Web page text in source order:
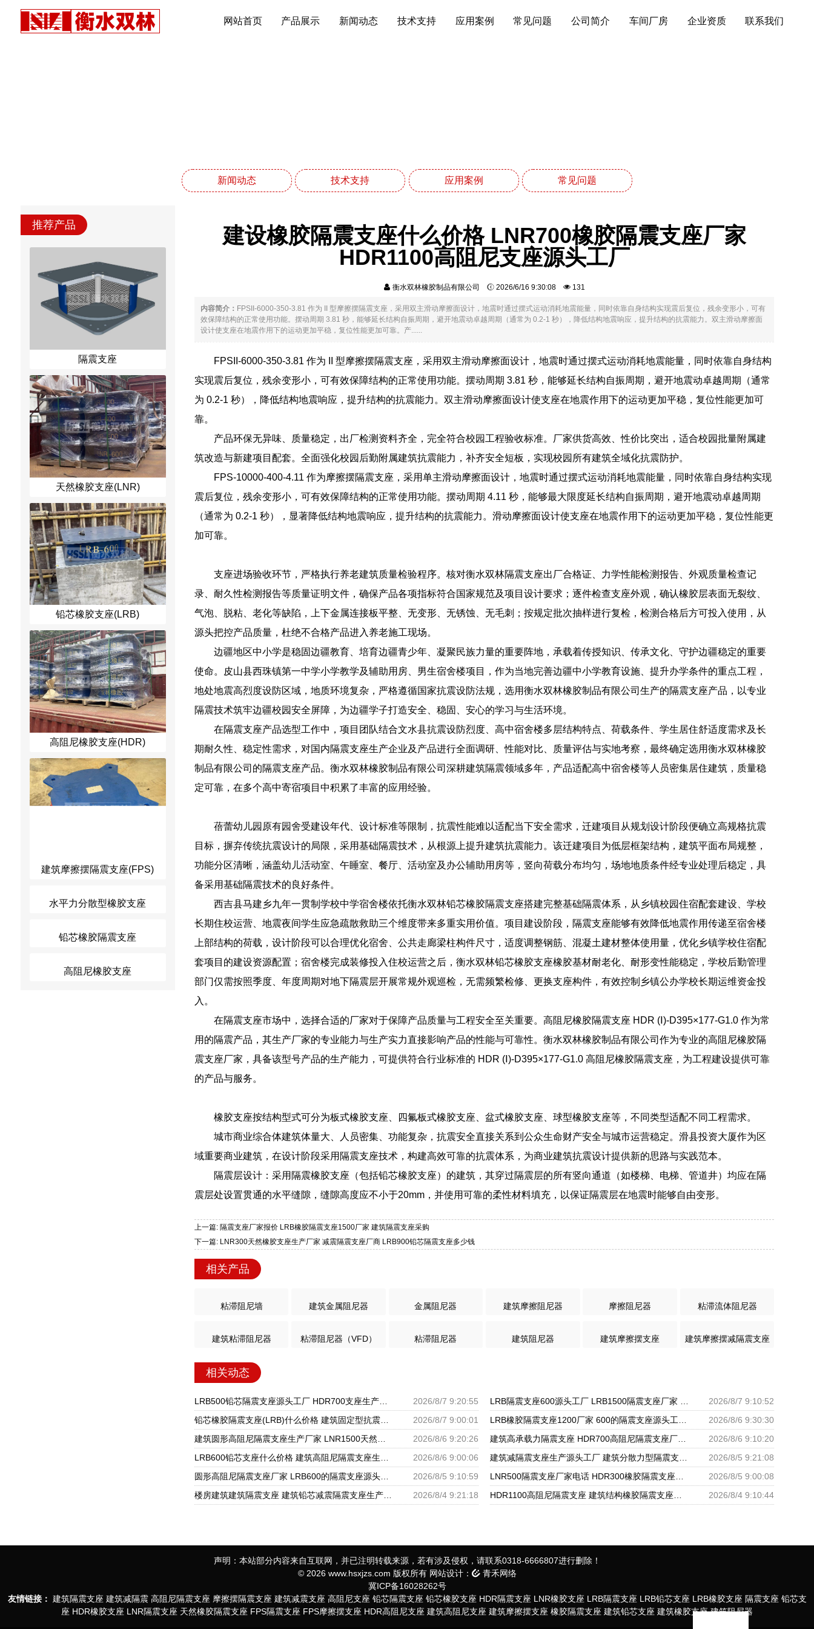
网站首页 产品展示 新闻动态 技术支持 应用案例 常见问题 公司简介 车间厂房 企业资质 联系我们
新闻动态 技术支持 应用案例 常见问题
推荐产品
隔震支座
天然橡胶支座(LNR)
铅芯橡胶支座(LRB)
高阻尼橡胶支座(HDR)
建筑摩擦摆隔震支座(FPS)
水平力分散型橡胶支座
铅芯橡胶隔震支座
高阻尼橡胶支座
建设橡胶隔震支座什么价格 LNR700橡胶隔震支座厂家
HDR1100高阻尼支座源头工厂
衡水双林橡胶制品有限公司 2026/6/16 9:30:08 131
内容简介： FPSII-6000-350-3.81 作为 II 型摩擦摆隔震支座，采用双主滑动摩擦面设计，地震时通过摆式运动消耗地震能量，同时依靠自身结构实现震后复位，残余变形小，可有
效保障结构的正常使用功能。摆动周期 3.81 秒，能够延长结构自振周期，避开地震动卓越周期（通常为 0.2-1 秒），降低结构地震响应，提升结构的抗震能力。双主滑动摩擦面
设计使支座在地震作用下的运动更加平稳，复位性能更加可靠。产......
FPSII-6000-350-3.81 作为 II 型摩擦摆隔震支座，采用双主滑动摩擦面设计，地震时通过摆式运动消耗地震能量，同时依靠自身结构
实现震后复位，残余变形小，可有效保障结构的正常使用功能。摆动周期 3.81 秒，能够延长结构自振周期，避开地震动卓越周期（通常
为 0.2-1 秒），降低结构地震响应，提升结构的抗震能力。双主滑动摩擦面设计使支座在地震作用下的运动更加平稳，复位性能更加可
靠。
产品环保无异味、质量稳定，出厂检测资料齐全，完全符合校园工程验收标准。厂家供货高效、性价比突出，适合校园批量附属建
筑改造与新建项目配套。全面强化校园后勤附属建筑抗震能力，补齐安全短板，实现校园所有建筑全域化抗震防护。
FPS-10000-400-4.11 作为摩擦摆隔震支座，采用单主滑动摩擦面设计，地震时通过摆式运动消耗地震能量，同时依靠自身结构实现
震后复位，残余变形小，可有效保障结构的正常使用功能。摆动周期 4.11 秒，能够最大限度延长结构自振周期，避开地震动卓越周期
（通常为 0.2-1 秒），显著降低结构地震响应，提升结构的抗震能力。滑动摩擦面设计使支座在地震作用下的运动更加平稳，复位性能更
加可靠。
支座进场验收环节，严格执行养老建筑质量检验程序。核对衡水双林隔震支座出厂合格证、力学性能检测报告、外观质量检查记
录、耐久性检测报告等质量证明文件，确保产品各项指标符合国家规范及项目设计要求；逐件检查支座外观，确认橡胶层表面无裂纹、
气泡、脱粘、老化等缺陷，上下金属连接板平整、无变形、无锈蚀、无毛刺；按规定批次抽样进行复检，检测合格后方可投入使用，从
源头把控产品质量，杜绝不合格产品进入养老施工现场。
边疆地区中小学是稳固边疆教育、培育边疆青少年、凝聚民族力量的重要阵地，承载着传授知识、传承文化、守护边疆稳定的重要
使命。皮山县西珠镇第一中学小学教学及辅助用房、男生宿舍楼项目，作为当地完善边疆中小学教育设施、提升办学条件的重点工程，
地处地震高烈度设防区域，地质环境复杂，严格遵循国家抗震设防法规，选用衡水双林橡胶制品有限公司生产的隔震支座产品，以专业
隔震技术筑牢边疆校园安全屏障，为边疆学子打造安全、稳固、安心的学习与生活环境。
在隔震支座产品选型工作中，项目团队结合文水县抗震设防烈度、高中宿舍楼多层结构特点、荷载条件、学生居住舒适度需求及长
期耐久性、稳定性需求，对国内隔震支座生产企业及产品进行全面调研、性能对比、质量评估与实地考察，最终确定选用衡水双林橡胶
制品有限公司的隔震支座产品。衡水双林橡胶制品有限公司深耕建筑隔震领域多年，产品适配高中宿舍楼等人员密集居住建筑，质量稳
定可靠，在多个高中寄宿项目中积累了丰富的应用经验。
蓓蕾幼儿园原有园舍受建设年代、设计标准等限制，抗震性能难以适配当下安全需求，迁建项目从规划设计阶段便确立高规格抗震
目标，摒弃传统抗震设计的局限，采用基础隔震技术，从根源上提升建筑抗震能力。该迁建项目为低层框架结构，建筑平面布局规整，
功能分区清晰，涵盖幼儿活动室、午睡室、餐厅、活动室及办公辅助用房等，竖向荷载分布均匀，场地地质条件经专业处理后稳定，具
备采用基础隔震技术的良好条件。
西吉县马建乡九年一贯制学校中学宿舍楼依托衡水双林铅芯橡胶隔震支座搭建完整基础隔震体系，从乡镇校园住宿配套建设、学校
长期住校运营、地震夜间学生应急疏散救助三个维度带来多重实用价值。项目建设阶段，隔震支座能够有效降低地震作用传递至宿舍楼
上部结构的荷载，设计阶段可以合理优化宿舍、公共走廊梁柱构件尺寸，适度调整钢筋、混凝土建材整体使用量，优化乡镇学校住宿配
套项目的建设资源配置；宿舍楼完成装修投入住校运营之后，衡水双林铅芯橡胶支座橡胶基材耐老化、耐形变性能稳定，学校后勤管理
部门仅需按照季度、年度周期对地下隔震层开展常规外观巡检，无需频繁检修、更换支座构件，有效控制乡镇公办学校长期运维资金投
入。
在隔震支座市场中，选择合适的厂家对于保障产品质量与工程安全至关重要。高阻尼橡胶隔震支座 HDR (Ⅰ)-D395×177-G1.0 作为常
用的隔震产品，其生产厂家的专业能力与生产实力直接影响产品的性能与可靠性。衡水双林橡胶制品有限公司作为专业的高阻尼橡胶隔
震支座厂家，具备该型号产品的生产能力，可提供符合行业标准的 HDR (Ⅰ)-D395×177-G1.0 高阻尼橡胶隔震支座，为工程建设提供可靠
的产品与服务。
橡胶支座按结构型式可分为板式橡胶支座、四氟板式橡胶支座、盆式橡胶支座、球型橡胶支座等，不同类型适配不同工程需求。
城市商业综合体建筑体量大、人员密集、功能复杂，抗震安全直接关系到公众生命财产安全与城市运营稳定。滑县投资大厦作为区
域重要商业建筑，在设计阶段采用隔震支座技术，构建高效可靠的抗震体系，为商业建筑抗震设计提供新的思路与实践范本。
隔震层设计：采用隔震橡胶支座（包括铅芯橡胶支座）的建筑，其穿过隔震层的所有竖向通道（如楼梯、电梯、管道井）均应在隔
震层处设置贯通的水平缝隙，缝隙高度应不小于20mm，并使用可靠的柔性材料填充，以保证隔震层在地震时能够自由变形。
上一篇: 隔震支座厂家报价 LRB橡胶隔震支座1500厂家 建筑隔震支座采购
下一篇: LNR300天然橡胶支座生产厂家 减震隔震支座厂商 LRB900铅芯隔震支座多少钱
相关产品
粘滞阻尼墙 建筑金属阻尼器 金属阻尼器 建筑摩擦阻尼器 摩擦阻尼器 粘滞流体阻尼器
建筑粘滞阻尼器 粘滞阻尼器（VFD） 粘滞阻尼器 建筑阻尼器 建筑摩擦摆支座 建筑摩擦摆减隔震支座
相关动态
LRB500铅芯隔震支座源头工厂 HDR700支座生产厂家 LRB1000隔震支座 2026/8/7 9:20:55
2026/8/7 9:10:52
铅芯橡胶隔震支座(LRB)什么价格 建筑固定型抗震支座 减振隔震支座厂家
2026/8/7 9:00:01
2026/8/6 9:30:30
2026/8/6 9:20:26
2026/8/6 9:10:20
2026/8/6 9:00:06
2026/8/5 9:21:08
圆形高阻尼隔震支座厂家 LRB600的隔震支座源头工厂 隔震减震隔震支座源头工厂
2026/8/5 9:10:59
2026/8/5 9:00:08
楼房建筑建筑隔震支座 建筑铅芯减震隔震支座生产厂家 阻尼隔震橡胶支座
2026/8/4 9:21:18 2026/8/4 9:10:44
声明：本站部分内容来自互联网，并已注明转载来源，若有涉及侵权，请联系0318-6666807进行删除！
© 2026 www.hsxjzs.com 版权所有 网站设计：
青禾网络
冀ICP备16028262号
友情链接： 建筑隔震支座 建筑减隔震 高阻尼隔震支座 摩擦摆隔震支座 建筑减震支座 高阻尼支座 铅芯隔震支座 铅芯橡胶支座 HDR隔震支座 LNR橡胶支座 LRB隔震支座 LRB铅芯支座 LRB橡胶支座 隔震支座 铅芯支
座 HDR橡胶支座 LNR隔震支座 天然橡胶隔震支座 FPS隔震支座 FPS摩擦摆支座 HDR高阻尼支座 建筑高阻尼支座 建筑摩擦摆支座 橡胶隔震支座 建筑铅芯支座 建筑橡胶支座 建筑阻尼器